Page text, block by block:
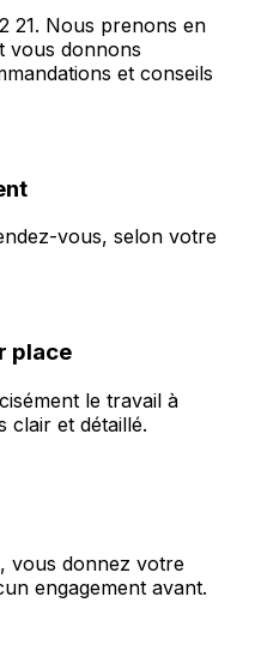
21. Nous prenons en
vous donnons
et conseils
vous, selon votre
place
le travail à
clair et détaillé.
vous donnez votre
engagement avant.